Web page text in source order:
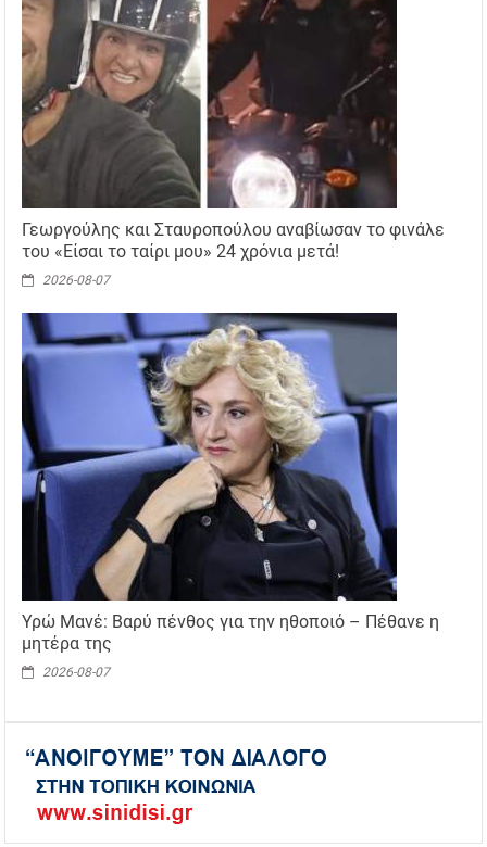
Γεωργούλης και Σταυροπούλου αναβίωσαν το φινάλε
του «Είσαι το ταίρι μου» 24 χρόνια μετά!
2026-08-07
Υρώ Μανέ: Βαρύ πένθος για την ηθοποιό – Πέθανε η
μητέρα της
2026-08-07